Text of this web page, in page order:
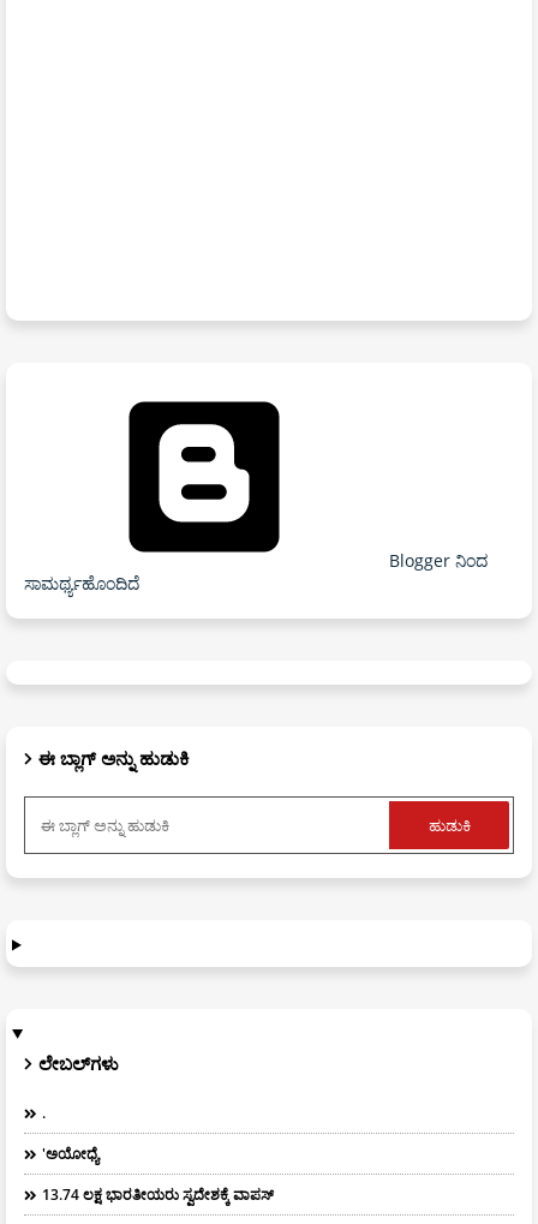
Blogger ನಿಂದ
ಸಾಮರ್ಥ್ಯಹೊಂದಿದೆ
ಈ ಬ್ಲಾಗ್ ಅನ್ನು ಹುಡುಕಿ
ಲೇಬಲ್‌ಗಳು
.
'ಅಯೋಧ್ಯೆ
13.74 ಲಕ್ಷ ಭಾರತೀಯರು ಸ್ವದೇಶಕ್ಕೆ ವಾಪಸ್